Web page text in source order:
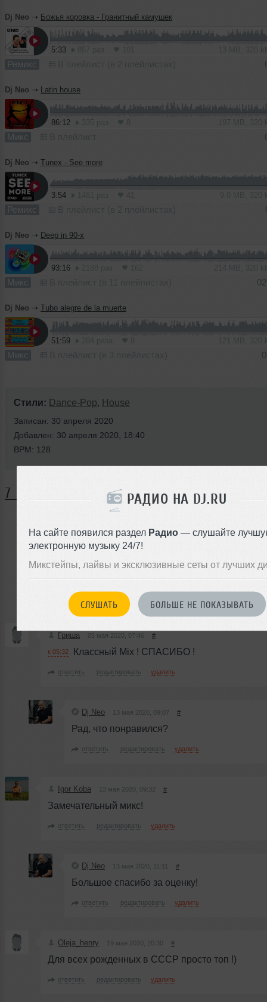
РАДИО НА DJ.RU
На сайте появился раздел Радио — слушайте
электронную музыку 24/7!
Микстейпы, лайвы и эксклюзивные сеты от лучших
СЛУШАТЬ БОЛЬШЕ НЕ ПОКАЗЫВАТЬ
Dj Neo ➝ Божья коровка - Гранитный камушек
5:33
Ремикс
Dj Neo ➝ Latin house
86:12
Микс
Dj Neo ➝ Tunex - See more
3:54
Ремикс
Dj Neo ➝ Deep in 90-x
93:16
Микс
Dj Neo ➝ Tubo alegre de la muerte
51:59
Микс
Стили: Dance-Pop, House
Записан: 30 апреля 2020
Добавлен: 30 апреля 2020, 18:40
BPM: 128
7 КОММЕНТАРИЕВ
ЗАРЕГИСТРИРУЙТЕСЬ
Или
Гриша 05 мая 2020, 07:46 #
к 05:32 Классный Mix ! СПАСИБО !
ответить редактировать удалить
Dj Neo 13 мая 2020, 09:07 #
Рад, что понравился?
ответить редактировать удалить
Igor Koba 13 мая 2020, 09:32 #
Замечательный микс!
ответить редактировать удалить
Dj Neo 13 мая 2020, 11:11 #
Большое спасибо за оценку!
ответить редактировать удалить
Oleja_henry 19 мая 2020, 20:30 #
Для всех рожденных в СССР просто топ !)
ответить редактировать удалить